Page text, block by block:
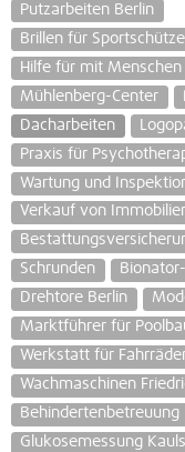
Putzarbeiten Berlin
Brillen für
Hilfe für mit
Mühlenberg-Center
Dacharbeiten
Praxis für
Wartung und
Verkauf von
Schrunden
Drehtore Berlin
Marktführer für
Werkstatt für
Wachmaschinen
Behindertenbetreuung
Glukosemessung